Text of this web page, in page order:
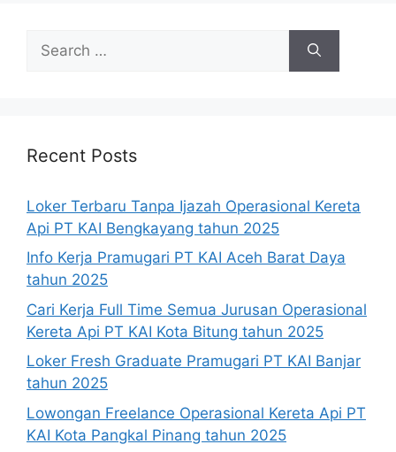
for:
Recent Posts
Loker Terbaru Tanpa Ijazah Operasional Kereta
Api PT KAI Bengkayang tahun 2025
Info Kerja Pramugari PT KAI Aceh Barat Daya
tahun 2025
Cari Kerja Full Time Semua Jurusan Operasional
Kereta Api PT KAI Kota Bitung tahun 2025
Loker Fresh Graduate Pramugari PT KAI Banjar
tahun 2025
Lowongan Freelance Operasional Kereta Api PT
KAI Kota Pangkal Pinang tahun 2025